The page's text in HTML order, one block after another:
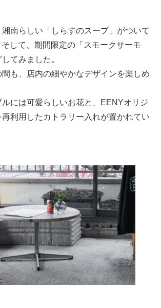
南らしい「しらすのスープ」がついて
して、期間限定の「スモークサーモ
てみました。
も、店内の細やかなデザインを楽しめ
には可愛らしいお花と、EENYオリジ
利用したカトラリー入れが置かれてい